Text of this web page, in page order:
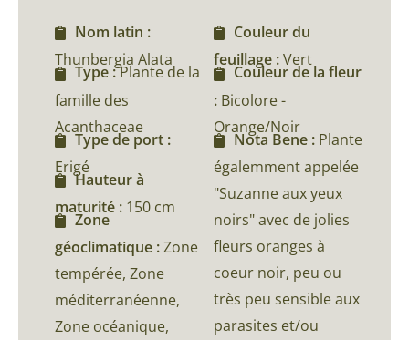
Nom latin :
Thunbergia Alata
Type :Plante de la
famille des
Acanthaceae
Type de port :
Erigé
Hauteur à
maturité : 150 cm
Zone
géoclimatique :Zone
tempérée, Zone
méditerranéenne,
Zone océanique,
Couleur du
feuillage :Vert
Couleur de la fleur
: Bicolore -
Orange/Noir
Nota Bene : Plante
égalemment appelée
"Suzanne aux yeux
noirs" avec de jolies
fleurs oranges à
coeur noir, peu ou
très peu sensible aux
parasites et/ou